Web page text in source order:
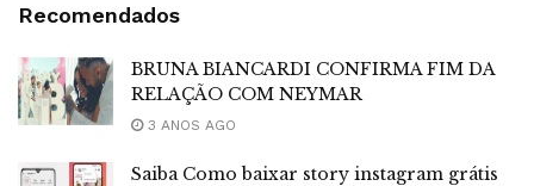
Recomendados
BRUNA BIANCARDI CONFIRMA FIM DA
RELAÇÃO COM NEYMAR
3 ANOS AGO
Saiba Como baixar story instagram grátis